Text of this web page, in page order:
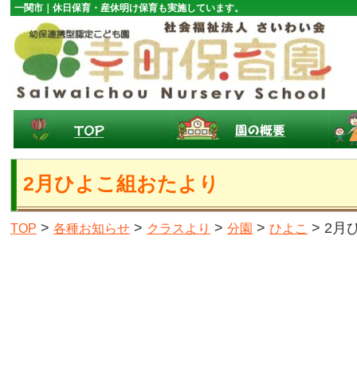
一関市｜休日保育・産休明け保育も実施しています。
2月ひよこ組おたより
TOP > 各種お知らせ > クラスより > 分園 > ひよこ > 2月